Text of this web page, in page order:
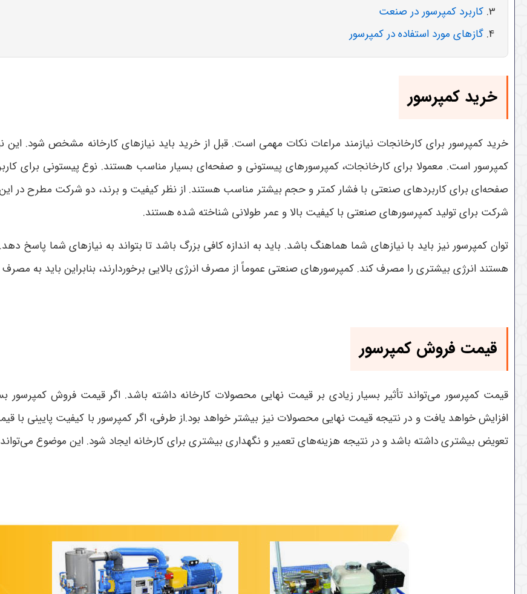
کاربرد کمپرسور در صنعت
گازهای مورد استفاده در کمپرسور
خرید کمپرسور
خرید کمپرسور برای کارخانجات نیازمند مراعات نکات مهمی است. قبل از خرید باید نیازهای کارخانه مشخص شود. این
کمپرسور است. معمولا برای کارخانجات، کمپرسورهای پیستونی و صفحه‌ای بسیار مناسب هستند. نوع پیستونی برای
شرکت برای تولید کمپرسورهای صنعتی با کیفیت بالا و عمر طولانی شناخته شده هستند.
توان کمپرسور نیز باید با نیازهای شما هماهنگ باشد. باید به اندازه کافی بزرگ باشد تا بتواند به نیازهای شما
هستند انرژی بیشتری را مصرف کند. کمپرسورهای صنعتی عموماً از مصرف انرژی بالایی برخوردارند، بنابراین باید به مصرف
قیمت فروش کمپرسور
قیمت کمپرسور می‌تواند تأثیر بسیار زیادی بر قیمت نهایی محصولات کارخانه داشته باشد. اگر قیمت فروش کمپرسور
افزایش خواهد یافت و در نتیجه قیمت نهایی محصولات نیز بیشتر خواهد بود.از طرفی، اگر کمپرسور با کیفیت پایینی
تعویض بیشتری داشته باشد و در نتیجه هزینه‌های تعمیر و نگهداری بیشتری برای کارخانه ایجاد شود. این موضوع